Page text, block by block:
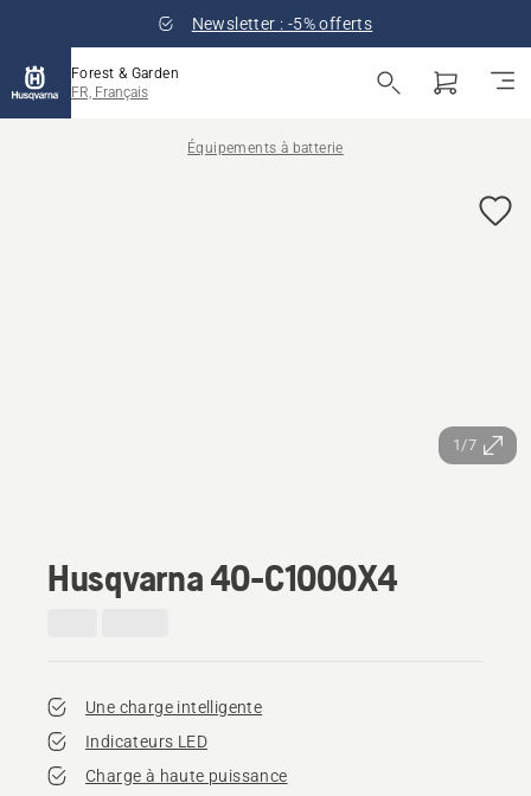
Newsletter : -5% offerts
Forest & Garden
FR, Français
Équipements à batterie
1/7
Husqvarna 40-C1000X4
Une charge intelligente
Indicateurs LED
Charge à haute puissance